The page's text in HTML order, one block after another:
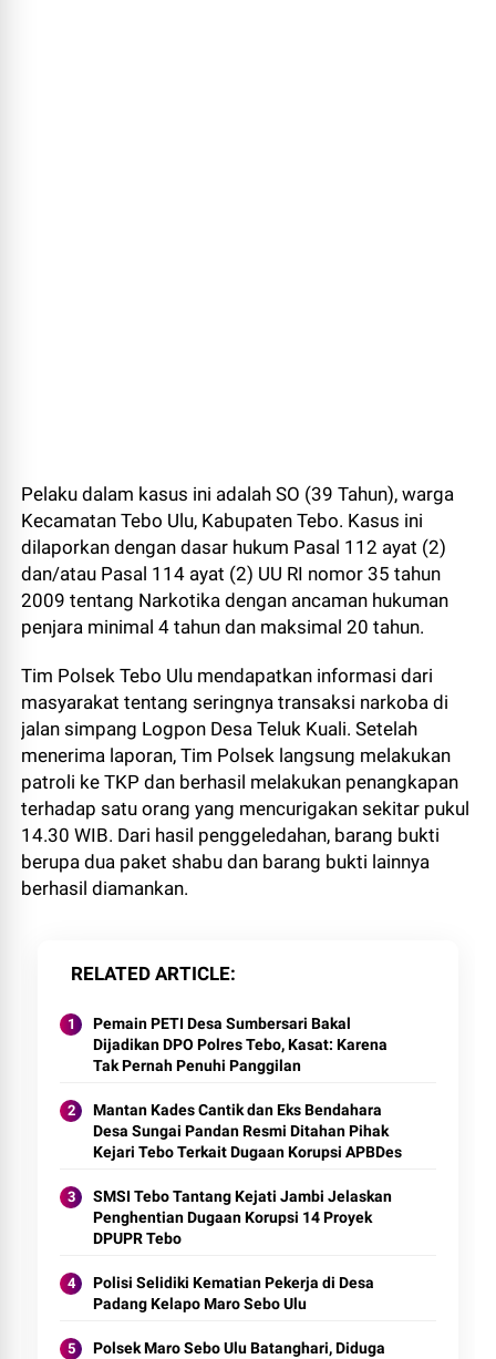
Pelaku dalam kasus ini adalah SO (39 Tahun), warga
Kecamatan Tebo Ulu, Kabupaten Tebo. Kasus ini
dilaporkan dengan dasar hukum Pasal 112 ayat (2)
dan/atau Pasal 114 ayat (2) UU RI nomor 35 tahun
2009 tentang Narkotika dengan ancaman hukuman
penjara minimal 4 tahun dan maksimal 20 tahun.
Tim Polsek Tebo Ulu mendapatkan informasi dari
masyarakat tentang seringnya transaksi narkoba di
jalan simpang Logpon Desa Teluk Kuali. Setelah
menerima laporan, Tim Polsek langsung melakukan
patroli ke TKP dan berhasil melakukan penangkapan
terhadap satu orang yang mencurigakan sekitar pukul
14.30 WIB. Dari hasil penggeledahan, barang bukti
berupa dua paket shabu dan barang bukti lainnya
berhasil diamankan.
RELATED ARTICLE
Pemain PETI Desa Sumbersari Bakal
Dijadikan DPO Polres Tebo, Kasat: Karena
Tak Pernah Penuhi Panggilan
Mantan Kades Cantik dan Eks Bendahara
Desa Sungai Pandan Resmi Ditahan Pihak
Kejari Tebo Terkait Dugaan Korupsi APBDes
SMSI Tebo Tantang Kejati Jambi Jelaskan
Penghentian Dugaan Korupsi 14 Proyek
DPUPR Tebo
Polisi Selidiki Kematian Pekerja di Desa
Padang Kelapo Maro Sebo Ulu
Polsek Maro Sebo Ulu Batanghari, Diduga